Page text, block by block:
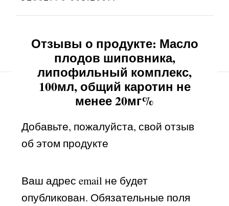
Отзывы о продукте: Масло
плодов шиповника,
липофильный комплекс,
100мл, общий каротин не
менее 20мг%
Добавьте, пожалуйста, свой отзыв
об этом продукте
Ваш адрес email не будет
опубликован. Обязательные поля